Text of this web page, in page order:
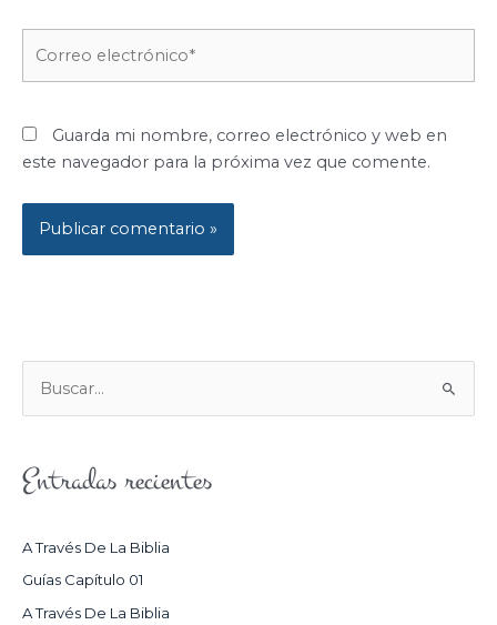
Guarda mi nombre, correo electrónico y web en
este navegador para la próxima vez que comente.
U
C
Entradas recientes
A Través De La Biblia
Guías Capítulo 01
A Través De La Biblia